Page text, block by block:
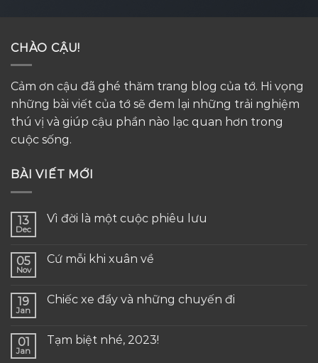
CHÀO CẬU!
Cảm ơn cậu đã ghé thăm trang blog của tớ. Hi vọng
những bài viết của tớ sẽ đem lại những trải nghiệm
thú vị và giúp cậu phần nào lạc quan hơn trong
cuộc sống.
BÀI VIẾT MỚI
13
Dec
Vì đời là một cuộc phiêu lưu
05
Nov
Cứ mỗi khi xuân về
19
Jan
Chiếc xe đẩy và những chuyến đi
01
Jan
Tạm biệt nhé, 2023!